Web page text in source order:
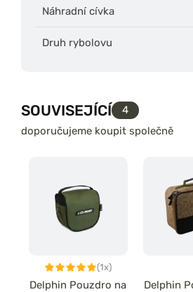
Náhradní cívka
Druh rybolovu
SOUVISEJÍCÍ
4
doporučujeme koupit společně
(1x)
Delphin Pouzdro na
Delphin